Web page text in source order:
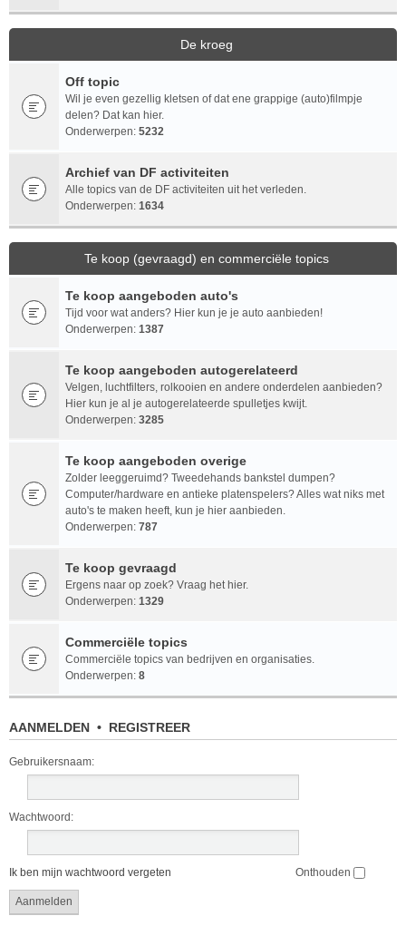
De kroeg
Off topic
Wil je even gezellig kletsen of dat ene grappige (auto)filmpje
delen? Dat kan hier.
Onderwerpen: 5232
Archief van DF activiteiten
Alle topics van de DF activiteiten uit het verleden.
Onderwerpen: 1634
Te koop (gevraagd) en commerciële topics
Te koop aangeboden auto's
Tijd voor wat anders? Hier kun je je auto aanbieden!
Onderwerpen: 1387
Te koop aangeboden autogerelateerd
Velgen, luchtfilters, rolkooien en andere onderdelen aanbieden?
Hier kun je al je autogerelateerde spulletjes kwijt.
Onderwerpen: 3285
Te koop aangeboden overige
Zolder leeggeruimd? Tweedehands bankstel dumpen?
Computer/hardware en antieke platenspelers? Alles wat niks met
auto's te maken heeft, kun je hier aanbieden.
Onderwerpen: 787
Te koop gevraagd
Ergens naar op zoek? Vraag het hier.
Onderwerpen: 1329
Commerciële topics
Commerciële topics van bedrijven en organisaties.
Onderwerpen: 8
AANMELDEN • REGISTREER
Gebruikersnaam:
Wachtwoord:
Ik ben mijn wachtwoord vergeten Onthouden